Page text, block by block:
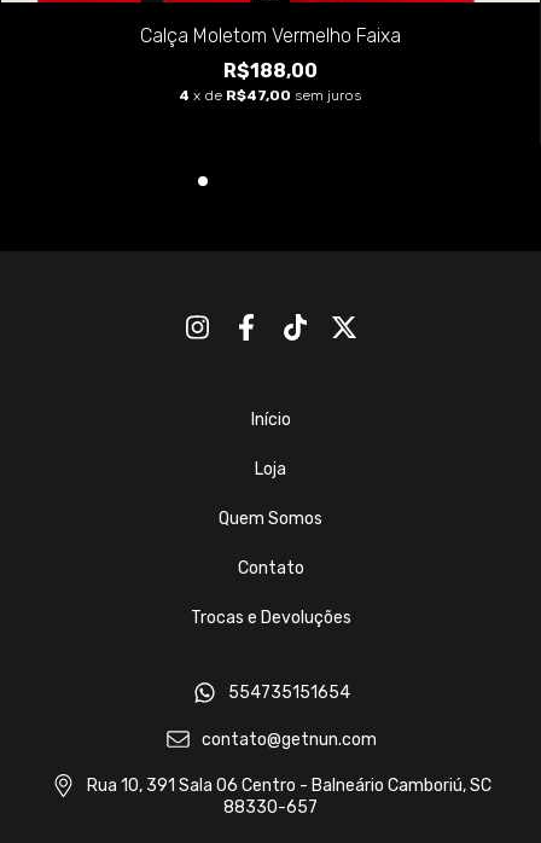
Calça Moletom Vermelho Faixa
R$188,00
4 x de R$47,00 sem juros
Início
Loja
Quem Somos
Contato
Trocas e Devoluções
554735151654
contato@getnun.com
Rua 10, 391 Sala 06 Centro - Balneário Camboriú, SC
88330-657